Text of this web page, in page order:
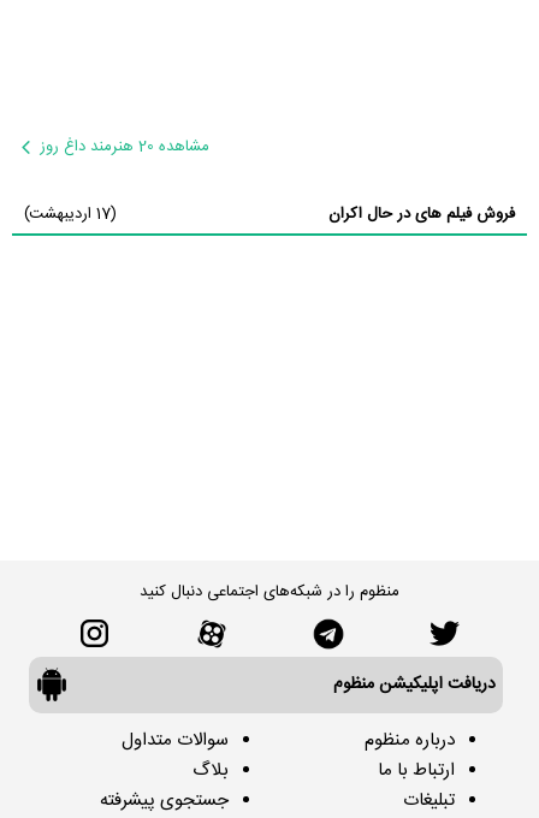
مشاهده 20 هنرمند داغ روز
فروش فیلم های در حال اکران (17 اردیبهشت)
منظوم را در شبکه‌های اجتماعی دنبال کنید
دریافت اپلیکیشن منظوم
درباره منظوم
ارتباط با ما
تبلیغات
سوالات متداول
بلاگ
جستجوی پیشرفته